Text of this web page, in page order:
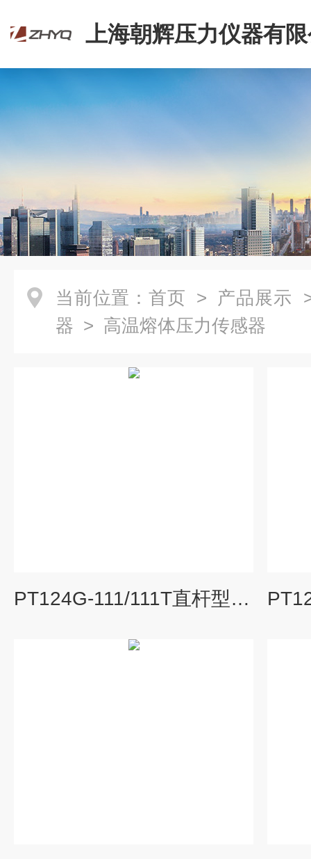
上海朝辉压力仪器有
当前位置： 首页 > 产品展示
器 > 高温熔体压力传感器
PT124G-111/111T直杆型高温熔体压力传感器